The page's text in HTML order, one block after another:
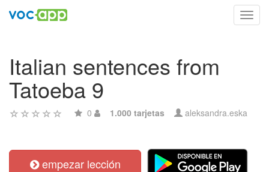
Italian sentences from
Tatoeba 9
0 1.000 tarjetas aleksandra.eska
empezar lección